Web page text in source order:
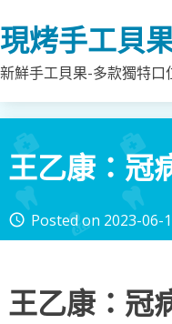
to
content
現烤手工貝
新鮮手工貝果-多款獨特
王乙康：冠
access_time Posted on 2023-06-
王乙康：冠